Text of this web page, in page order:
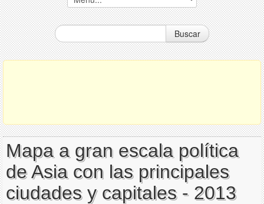
Buscar
Mapa a gran escala política
de Asia con las principales
ciudades y capitales - 2013